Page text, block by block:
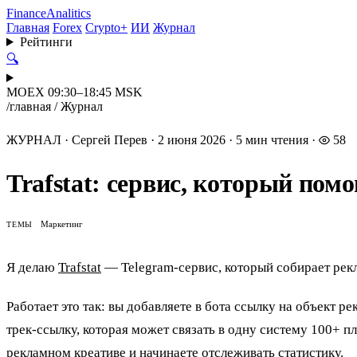
FinanceAnalitics
Главная Forex Crypto+ ИИ Журнал
Рейтинги
🔍
MOEX 09:30–18:45 MSK
/главная / Журнал
ЖУРНАЛ · Сергей Перев · 2 июня 2026 · 5 мин чтения · 58
Trafstat: сервис, который
ТЕМЫ Маркетинг
Я делаю Trafstat — Telegram-сервис, который собирает
Работает это так: вы добавляете в бота ссылку на объект
трек-ссылку, которая может связать в одну систему
рекламном креативе и начинаете отслеживать статистику.